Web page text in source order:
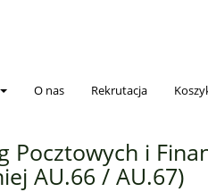
O nas Rekrutacja
Pocztowych i
AU.66 / AU.67)